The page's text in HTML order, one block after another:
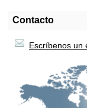
Contacto
Escríbenos un